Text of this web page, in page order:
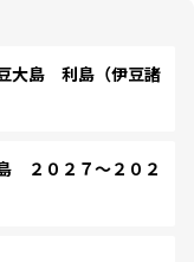
島 利島（伊豆諸
２０２７～２０２